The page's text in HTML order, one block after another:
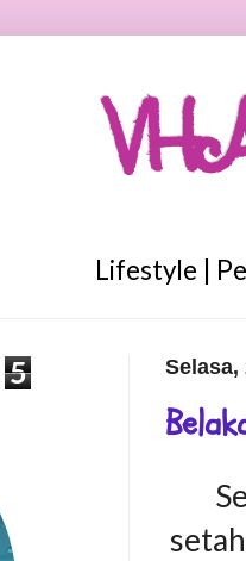
Lifestyle |
Selasa,
5